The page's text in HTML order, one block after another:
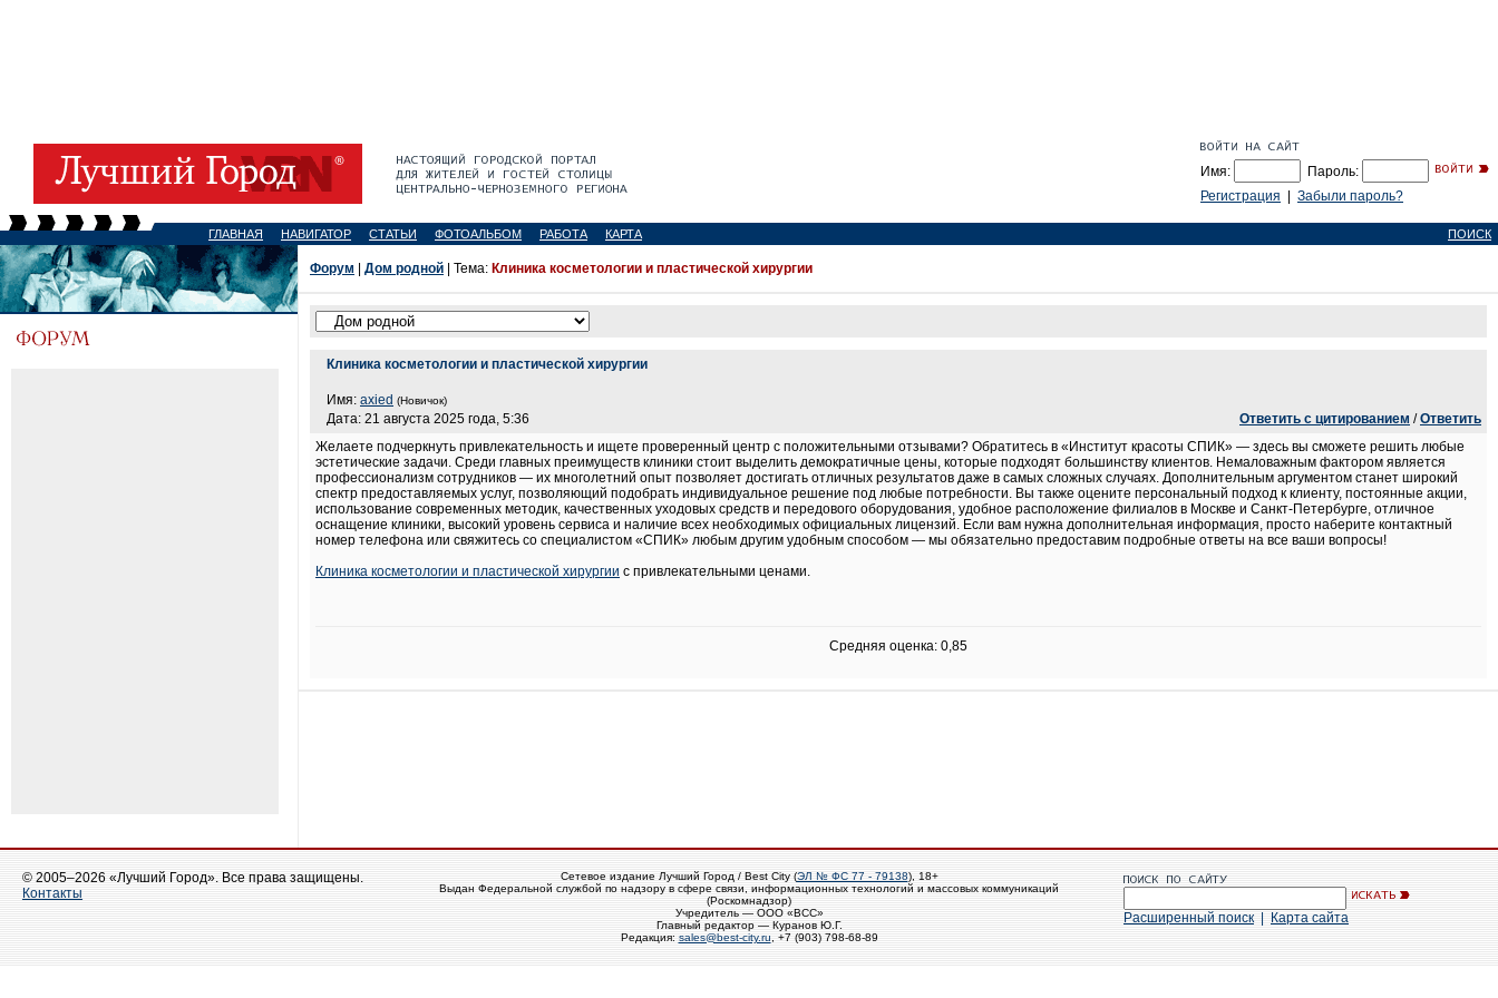
Имя:
Пароль:
Регистрация
Забыли пароль?
ГЛАВНАЯ НАВИГАТОР СТАТЬИ ФОТОАЛЬБОМ РАБОТА КАРТА ПОИСК
Форум Дом родной | Тема: Клиника косметологии и пластической хирургии
Клиника косметологии и пластической хирургии
Имя: axied (Новичок)
Дата: 21 августа 2025 года, 5:36 Ответить с цитированием /Ответить
Желаете подчеркнуть привлекательность и ищете проверенный центр с положительными отзывами? Обратитесь в «Институт красоты СПИК» — здесь вы сможете решить любые
эстетические задачи. Среди главных преимуществ клиники стоит выделить демократичные цены, которые подходят большинству клиентов. Немаловажным фактором является
профессионализм сотрудников — их многолетний опыт позволяет достигать отличных результатов даже в самых сложных случаях. Дополнительным аргументом станет широкий
спектр предоставляемых услуг, позволяющий подобрать индивидуальное решение под любые потребности. Вы также оцените персональный подход к клиенту, постоянные акции,
использование современных методик, качественных уходовых средств и передового оборудования, удобное расположение филиалов в Москве и Санкт-Петербурге, отличное
оснащение клиники, высокий уровень сервиса и наличие всех необходимых официальных лицензий. Если вам нужна дополнительная информация, просто наберите контактный
номер телефона или свяжитесь со специалистом «СПИК» любым другим удобным способом — мы обязательно предоставим подробные ответы на все ваши вопросы!
Клиника косметологии и пластической хирургии с привлекательными ценами.
Средняя оценка: 0,85
© 2005–2026 «Лучший Город». Все права защищены.
Контакты
Сетевое издание Лучший Город / Best City (ЭЛ № ФС 77 - 79138), 18+
Выдан Федеральной службой по надзору в сфере связи, информационных технологий и массовых коммуникаций
(Роскомнадзор)
Учредитель — ООО «ВСС»
Главный редактор — Куранов Ю.Г.
Редакция: sales@best-city.ru , +7 (903) 798-68-89
Расширенный поиск Карта сайта